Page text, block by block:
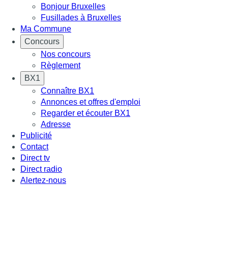
Bonjour Bruxelles
Fusillades à Bruxelles
Ma Commune
Concours
Nos concours
Règlement
BX1
Connaître BX1
Annonces et offres d'emploi
Regarder et écouter BX1
Adresse
Publicité
Contact
Direct tv
Direct radio
Alertez-nous